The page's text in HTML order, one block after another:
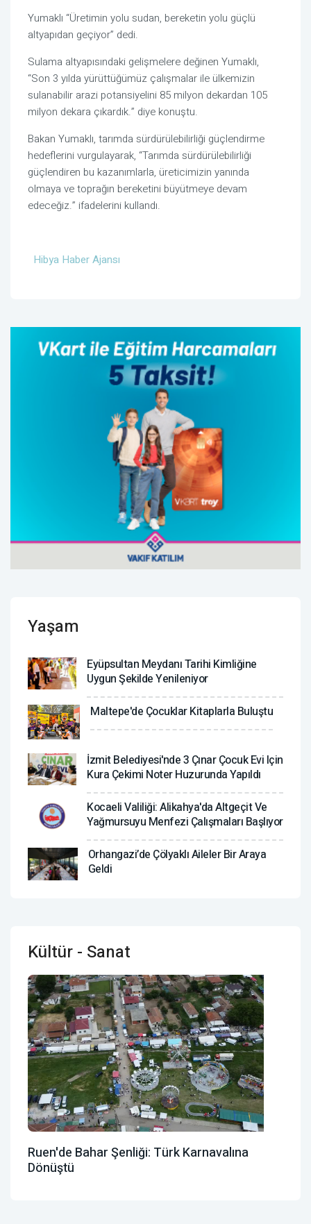
Yumaklı “Üretimin yolu sudan, bereketin yolu güçlü
altyapıdan geçiyor” dedi.
Sulama altyapısındaki gelişmelere değinen Yumaklı,
“Son 3 yılda yürüttüğümüz çalışmalar ile ülkemizin
sulanabilir arazi potansiyelini 85 milyon dekardan 105
milyon dekara çıkardık.” diye konuştu.
Bakan Yumaklı, tarımda sürdürülebilirliği güçlendirme
hedeflerini vurgulayarak, “Tarımda sürdürülebilirliği
güçlendiren bu kazanımlarla, üreticimizin yanında
olmaya ve toprağın bereketini büyütmeye devam
edeceğiz.” ifadelerini kullandı.
Hibya Haber Ajansı
Yaşam
Eyüpsultan Meydanı Tarihi Kimliğine
Uygun Şekilde Yenileniyor
Maltepe'de Çocuklar Kitaplarla Buluştu
İzmit Belediyesi'nde 3 Çınar Çocuk Evi Için
Kura Çekimi Noter Huzurunda Yapıldı
Kocaeli Valiliği: Alikahya'da Altgeçit Ve
Yağmursuyu Menfezi Çalışmaları Başlıyor
Orhangazi’de Çölyaklı Aileler Bir Araya
Geldi
Kültür - Sanat
Ruen'de Bahar Şenliği: Türk Karnavalına
Dönüştü